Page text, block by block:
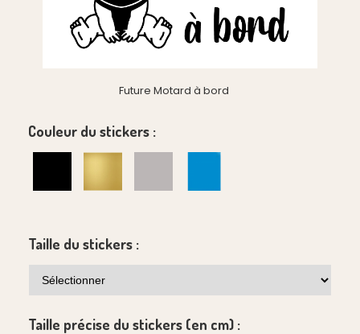
Future Motard à bord
Couleur du stickers :
Taille du stickers :
Taille précise du stickers (en cm) :